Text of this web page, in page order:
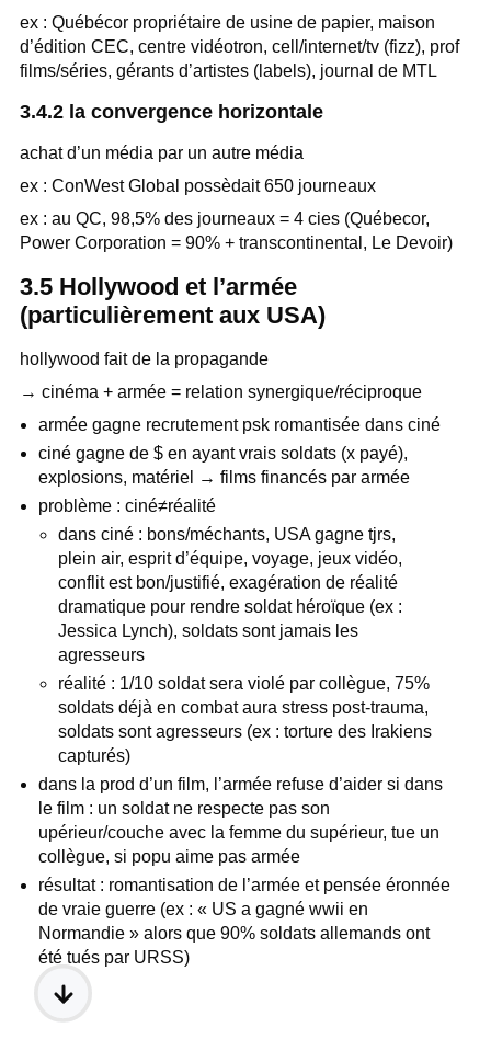
ex : Québécor propriétaire de usine de papier, maison
d’édition CEC, centre vidéotron, cell/internet/tv (fizz), prof
films/séries, gérants d’artistes (labels), journal de MTL
3.4.2 la convergence horizontale
achat d’un média par un autre média
ex : ConWest Global possèdait 650 journeaux
ex : au QC, 98,5% des journeaux = 4 cies (Québecor,
Power Corporation = 90% + transcontinental, Le Devoir)
3.5 Hollywood et l’armée
(particulièrement aux USA)
hollywood fait de la propagande
→ cinéma + armée = relation synergique/réciproque
armée gagne recrutement psk romantisée dans ciné
ciné gagne de $ en ayant vrais soldats (x payé),
explosions, matériel → films financés par armée
problème : ciné≠réalité
dans ciné : bons/méchants, USA gagne tjrs,
plein air, esprit d’équipe, voyage, jeux vidéo,
conflit est bon/justifié, exagération de réalité
dramatique pour rendre soldat héroïque (ex :
Jessica Lynch), soldats sont jamais les
agresseurs
réalité : 1/10 soldat sera violé par collègue, 75%
soldats déjà en combat aura stress post-trauma,
soldats sont agresseurs (ex : torture des Irakiens
capturés)
dans la prod d’un film, l’armée refuse d’aider si dans
le film : un soldat ne respecte pas son
upérieur/couche avec la femme du supérieur, tue un
collègue, si popu aime pas armée
résultat : romantisation de l’armée et pensée éronnée
de vraie guerre (ex : « US a gagné wwii en
Normandie » alors que 90% soldats allemands ont
été tués par URSS)